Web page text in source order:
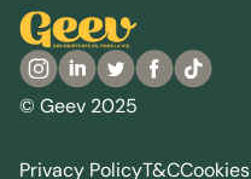
© Geev 2025
Privacy PolicyT&CCookies